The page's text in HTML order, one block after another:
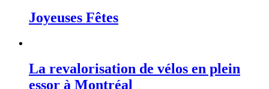
Joyeuses Fêtes
La revalorisation de vélos en plein
essor à Montréal